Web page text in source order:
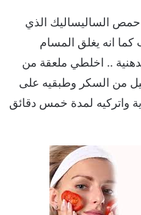
الساليساليك الذي
انه يغلق المسام
.. اخلطي ملعقة من
من السكر وطبقيه على
واتركيه لمدة خمس دقائق